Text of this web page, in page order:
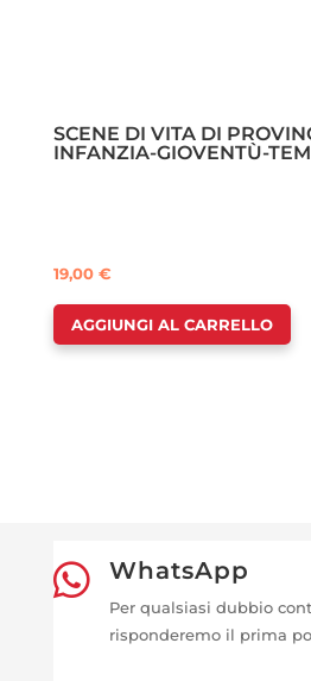
SCENE DI VITA DI
INFANZIA-GIOVENTÙ-
19,00€
AGGIUNGI AL CARRELLO
 WhatsApp
Per qualsiasi dubbio
risponderemo il prima